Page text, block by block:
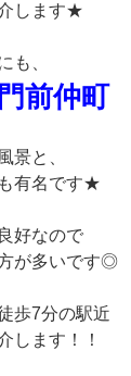
します★
も、
門前仲町
景と、
有名です★
好なので
が多いです◎
歩7分の駅近
します！！